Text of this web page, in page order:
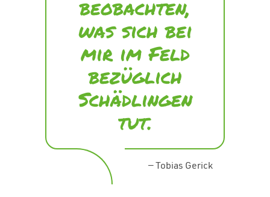
beobachten,
was sich bei
mir im Feld
bezüglich
Schädlingen
tut.
—Tobias Gerick